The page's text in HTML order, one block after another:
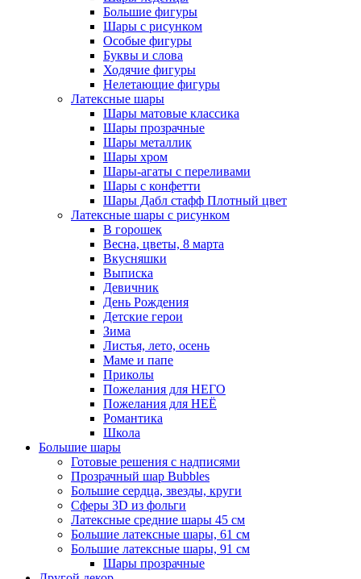
Большие фигуры
Шары с рисунком
Особые фигуры
Буквы и слова
Ходячие фигуры
Нелетающие фигуры
Латексные шары
Шары матовые классика
Шары прозрачные
Шары металлик
Шары хром
Шары-агаты с переливами
Шары с конфетти
Шары Дабл стафф Плотный цвет
Латексные шары с рисунком
В горошек
Весна, цветы, 8 марта
Вкусняшки
Выписка
Девичник
День Рождения
Детские герои
Зима
Листья, лето, осень
Маме и папе
Приколы
Пожелания для НЕГО
Пожелания для НЕЁ
Романтика
Школа
Большие шары
Готовые решения с надписями
Прозрачный шар Bubbles
Большие сердца, звезды, круги
Сферы 3D из фольги
Латексные средние шары 45 см
Большие латексные шары, 61 см
Большие латексные шары, 91 см
Шары прозрачные